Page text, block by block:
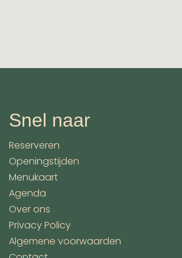
Snel naar
Reserveren
Openingstijden
Menukaart
Agenda
Over ons
Privacy Policy
Algemene voorwaarden